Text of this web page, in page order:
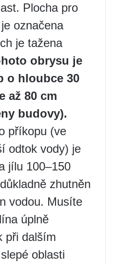
Plocha pro
označena
je tažena
obrysu je
o hloubce 30
až 80 cm
budovy).
příkopu (ve
odtok vody) je
jílu 100–150
zhutněn
vodou. Musíte
úplně
při dalším
oblasti